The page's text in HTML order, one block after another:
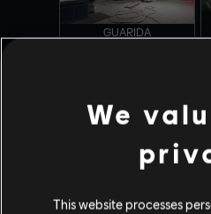
GUARIDA
COMBATE CERCANO
We
This website processes